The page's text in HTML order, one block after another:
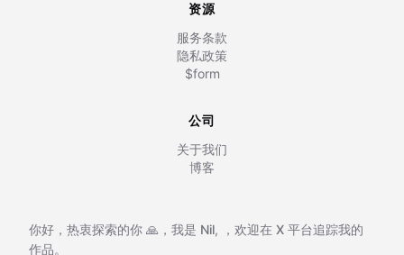
资源
服务条款
隐私政策
$form
公司
关于我们
博客
你好，热衷探索的你 🙏，我是 Nil, ，欢迎在 X 平台追踪我的
作品。